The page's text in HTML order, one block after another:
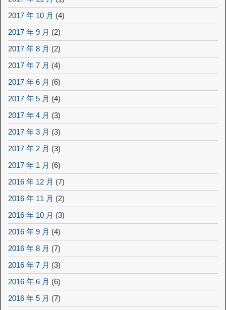
2017 年 10 月 (4)
2017 年 9 月 (2)
2017 年 8 月 (2)
2017 年 7 月 (4)
2017 年 6 月 (6)
2017 年 5 月 (4)
2017 年 4 月 (3)
2017 年 3 月 (3)
2017 年 2 月 (3)
2017 年 1 月 (6)
2016 年 12 月 (7)
2016 年 11 月 (2)
2016 年 10 月 (3)
2016 年 9 月 (4)
2016 年 8 月 (7)
2016 年 7 月 (3)
2016 年 6 月 (6)
2016 年 5 月 (7)